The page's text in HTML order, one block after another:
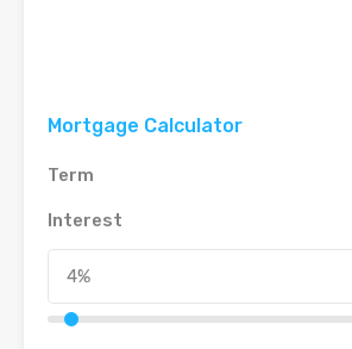
Mortgage Calculator
Term
Interest